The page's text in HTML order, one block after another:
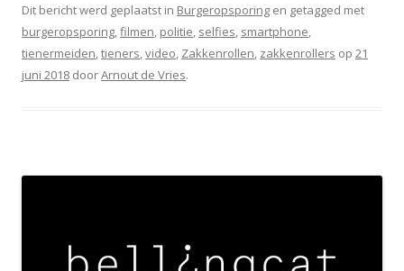
Dit bericht werd geplaatst in Burgeropsporing en getagged met
burgeropsporing,filmen, politie, selfies, smartphone,
tienermeiden,tieners,video, Zakkenrollen, zakkenrollers op 21
juni 2018 doorArnout de Vries.